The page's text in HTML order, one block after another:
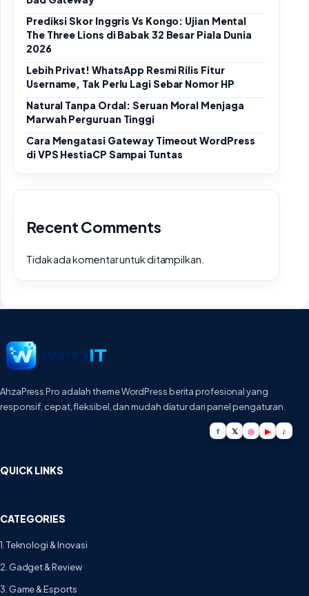
Prediksi Skor Inggris Vs Kongo: Ujian Mental
The Three Lions di Babak 32 Besar Piala Dunia
2026
Lebih Privat! WhatsApp Resmi Rilis Fitur
Username, Tak Perlu Lagi Sebar Nomor HP
Natural Tanpa Ordal: Seruan Moral Menjaga
Marwah Perguruan Tinggi
Cara Mengatasi Gateway Timeout WordPress
di VPS HestiaCP Sampai Tuntas
Recent Comments
Tidak ada komentar untuk ditampilkan.
AhzaPress Pro adalah theme WordPress berita profesional yang
responsif, cepat, fleksibel, dan mudah diatur dari panel pengaturan.
f 𝕏 ◎ ▶ ♪
QUICK LINKS
CATEGORIES
1. Teknologi & Inovasi
2. Gadget & Review
3. Game & Esports